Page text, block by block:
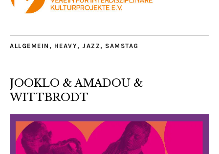
ALLGEMEIN , HEAVY, JAZZ , SAMSTAG
JOOKLO & AMADOU &
WITTBRODT